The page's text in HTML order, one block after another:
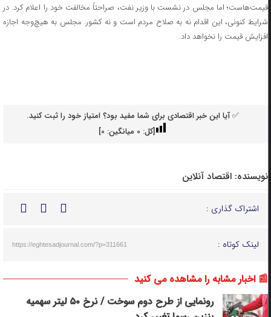
قیمت‌هاست؛ اما مجلس در نشست با وزیر نفت، صراحتاً مخالفت خود را اعلام کرد. در
شرایط کنونی، این اقدام نه به صلاح مردم است و نه کشور. مجلس به هیچ‌وجه اجازه
افزایش قیمت را نخواهد داد.
✅ آیا این خبر اقتصادی برای شما مفید بود؟ امتیاز خود را ثبت کنید.
[کل: 0میانگین: 0
]
نویسنده: اقتصاد آنلاین
اشتراک گذاری :
لینک کوتاه : https://eghtesadjournal.com/?p=311661
📰 اخبار مشابه را مشاهده می کنید
رونمایی از طرح دوم سوخت / نرخ ۵۰ لیتر سهمیه